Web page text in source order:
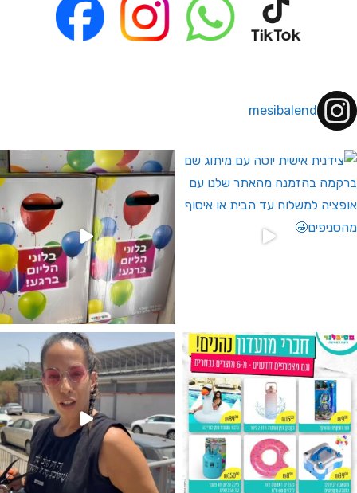
mesibalend
לחברי מועדון ומצטרפים חדשים🤍
מין העובר רק במסיבלנד !! קיים